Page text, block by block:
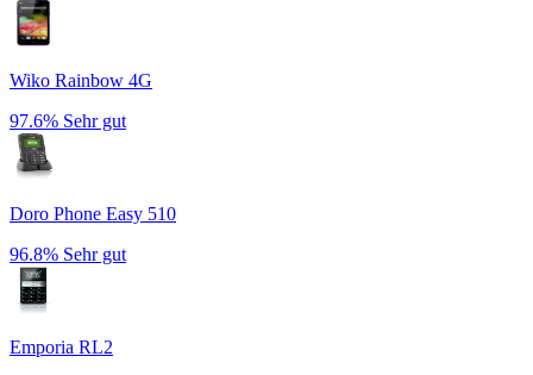
Wiko Rainbow 4G
97.6% Sehr gut
Doro Phone Easy 510
96.8% Sehr gut
Emporia RL2